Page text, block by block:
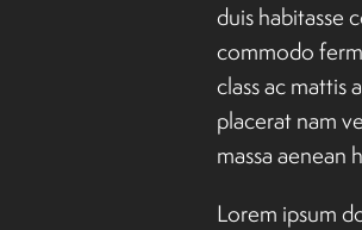
duis habitasse
commodo
class ac mattis
placerat nam
massa aenean
Lorem ipsum